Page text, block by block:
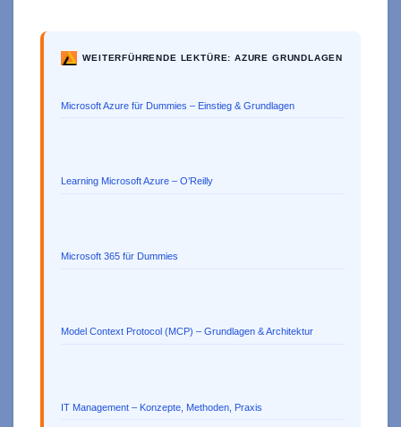
WEITERFÜHRENDE LEKTÜRE: AZURE GRUNDLAGEN
Microsoft Azure für Dummies – Einstieg & Grundlagen
Learning Microsoft Azure – O’Reilly
Microsoft 365 für Dummies
Model Context Protocol (MCP) – Grundlagen & Architektur
IT Management – Konzepte, Methoden, Praxis